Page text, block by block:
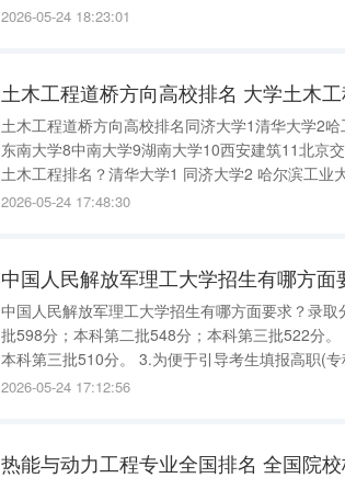
一景；燕园之美，存诸未名一湖。） 5、清华大学
2026-05-24 18:23:01
土木工程道桥方向高校排名 大学土木工
土木工程道桥方向高校排名同济大学1清华大学2
东南大学8中南大学9湖南大学10西安建筑11北京
土木工程排名？清华大学1 同济大学2 哈尔滨工业大学3 浙江大学4 湖南大学5 大连理工大学6 北京
2026-05-24 17:48:30
中国人民解放军理工大学招生有哪方
中国人民解放军理工大学招生有哪方面要求？录
批598分；本科第二批548分；本科第三批522分
本科第三批510分。 3.为便于引导考生填报高职(
科320分、理科310分为填报高职(专科)志愿的参
2026-05-24 17:12:56
热能与动力工程专业全国排名 全国院